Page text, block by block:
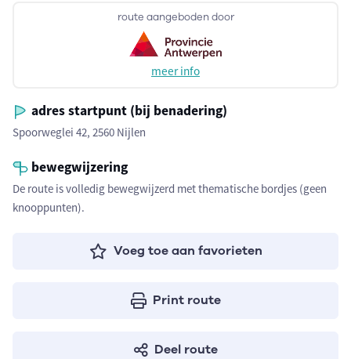
route aangeboden door
meer info
adres startpunt (bij benadering)
Spoorweglei 42, 2560 Nijlen
bewegwijzering
De route is volledig bewegwijzerd met thematische bordjes (geen
knooppunten).
Voeg toe aan favorieten
Print route
Deel route